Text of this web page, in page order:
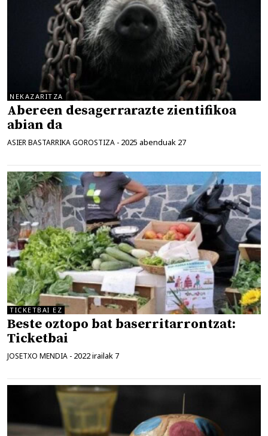
NEKAZARITZA
Abereen desagerrarazte zientifikoa
abian da
ASIER BASTARRIKA GOROSTIZA - 2025 abenduak 27
TICKETBAI EZ
Beste oztopo bat baserritarrontzat:
Ticketbai
JOSETXO MENDIA - 2022 irailak 7